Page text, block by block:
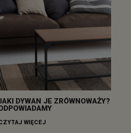
DYWAN JE ZRÓWNOWAŻY?
WIĘCEJ